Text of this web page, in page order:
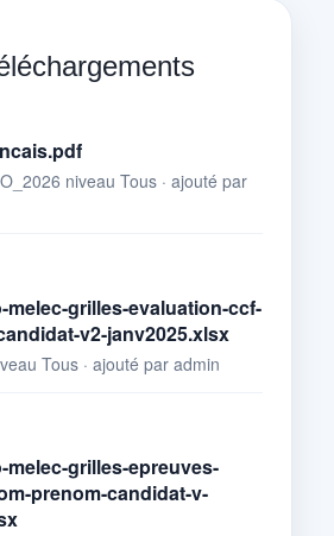
niveau Tous · ajouté par
melec-grilles-evaluation-ccf-
v2-janv2025.xlsx
Tous · ajouté par admin
melec-grilles-epreuves-
prenom-candidat-v-